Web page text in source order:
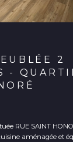
2
-
RUE SAINT
aménagée et